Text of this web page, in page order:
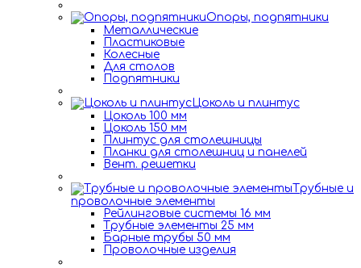
Опоры, подпятники
Металлические
Пластиковые
Колесные
Для столов
Подпятники
Цоколь и плинтус
Цоколь 100 мм
Цоколь 150 мм
Плинтус для столешницы
Планки для столешниц и панелей
Вент. решетки
Трубные и
проволочные элементы
Рейлинговые системы 16 мм
Трубные элементы 25 мм
Барные трубы 50 мм
Проволочные изделия